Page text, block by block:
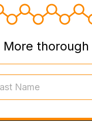
More thorough